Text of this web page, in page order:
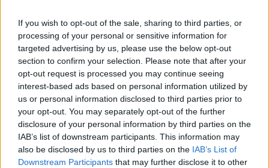
If you wish to opt-out of the sale, sharing to third parties, or
processing of your personal or sensitive information for
targeted advertising by us, please use the below opt-out
section to confirm your selection. Please note that after your
opt-out request is processed you may continue seeing
interest-based ads based on personal information utilized by
us or personal information disclosed to third parties prior to
your opt-out. You may separately opt-out of the further
disclosure of your personal information by third parties on the
IAB’s list of downstream participants. This information may
also be disclosed by us to third parties on the IAB’s List of
Downstream Participants that may further disclose it to other
TOSCANA —
Sms ed email con link ingannevoli inviati a nome di
presunti “uffici Cup”. L'Asl sud est, azienda sanitaria delle province
di Siena, Arezzo e Grosseto, mette in guardia gli utenti dopo la
diffusione di avvisi truffa, inviati tramite messaggi o posta
elettronica.
Nel caso degli sms, tali comunicazioni invitano a contattare un
numero di telefono che non appartiene all’azienda sanitaria. "Si
tratta con ogni probabilità di numeri truffa - mette in guardia l'Asl -
attivati con lo scopo di sottrarre denaro a chi, in buona fede,